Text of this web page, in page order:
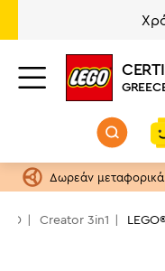
Δωρεάν
Creator 3in1